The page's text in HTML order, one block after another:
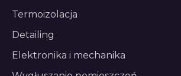
Termoizolacja
Detailing
Elektronika i mechanika